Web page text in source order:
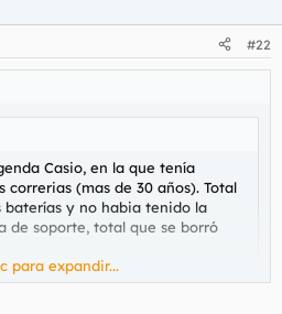
#22
Casio, en la que tenía
correrias (mas de 30 años). Total
baterías y no habia tenido la
de soporte, total que se borró
en el PC, con clave, pero si
para expandir...